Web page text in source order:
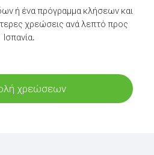
ή ένα πρόγραμμα κλήσεων και
χρεώσεις ανά λεπτό προς
Ισπανία.
χρεώσεων